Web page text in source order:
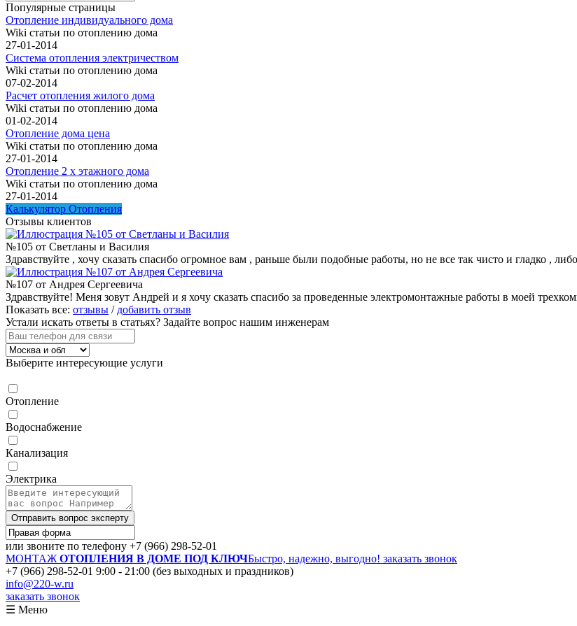
Популярные страницы
Отопление индивидуального дома
Wiki статьи по отоплению дома
27-01-2014
Система отопления электричеством
Wiki статьи по отоплению дома
07-02-2014
Расчет отопления жилого дома
Wiki статьи по отоплению дома
01-02-2014
Отопление дома цена
Wiki статьи по отоплению дома
27-01-2014
Отопление 2 х этажного дома
Wiki статьи по отоплению дома
27-01-2014
Калькулятор Отопления
Отзывы клиентов
№105 от Светланы и Василия
Здравствуйте , хочу сказать спасибо огромное вам , раньше были подобные работы, но не все так чисто и гладко ,
№107 от Андрея Сергеевича
Здравствуйте! Меня зовут Андрей и я хочу сказать спасибо за проведенные электромонтажные работы в моей
Показать все: отзывы / добавить отзыв
Устали искать ответы в статьях? Задайте вопрос нашим инженерам
Выберите интересующие услуги
Отопление
Водоснабжение
Канализация
Электрика
Отправить вопрос эксперту
или звоните по телефону +7 (966) 298-52-01
МОНТАЖ ОТОПЛЕНИЯ В ДОМЕ ПОД КЛЮЧБыстро, надежно, выгодно! заказать звонок
+7 (966) 298-52-01 9:00 - 21:00 (без выходных и праздников)
info@220-w.ru
заказать звонок
☰ Меню